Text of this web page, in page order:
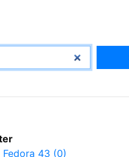
Fedora 43 (0)